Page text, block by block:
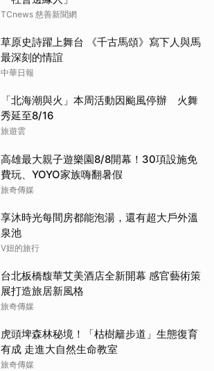
TCnews 慈善新聞網
草原史詩躍上舞台 《千古馬頌》寫下人與馬
最深刻的情誼
中華日報
「北海潮與火」本周活動因颱風停辦 火舞
秀延至8/16
旅遊雲
高雄最大親子遊樂園8/8開幕！30項設施免
費玩、YOYO家族嗨翻暑假
旅奇傳媒
享沐時光每間房都能泡湯，還有超大戶外溫
泉池
V妞的旅行
台北板橋馥華艾美酒店全新開幕 感官藝術策
展打造旅居新風格
旅奇傳媒
虎頭埤森林秘境！「枯樹籬步道」生態復育
有成 走進大自然生命教室
旅奇傳媒